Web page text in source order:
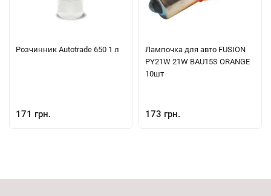
Розчинник Autotrade 650 1 л
171 грн.
Лампочка для авто FUSION
PY21W 21W BAU15S ORANGE
10шт
173 грн.